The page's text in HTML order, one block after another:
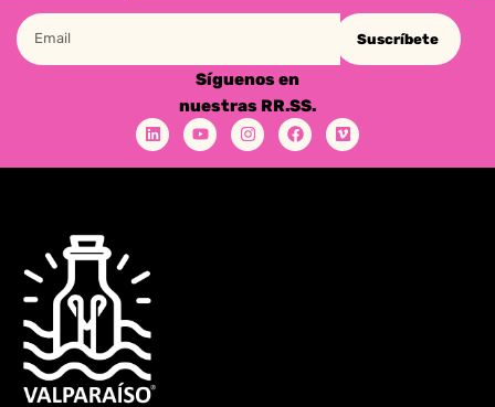
Suscríbete
Síguenos en
nuestras RR.SS.